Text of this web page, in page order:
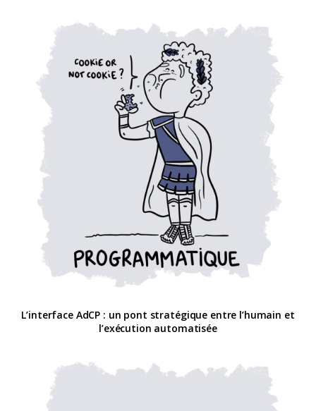
L’interface AdCP : un pont stratégique entre l’humain et
l’exécution automatisée